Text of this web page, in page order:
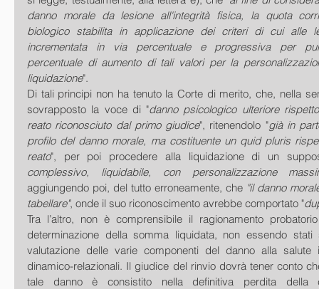
danno morale da lesione all'integrità fisica, la quota
biologico stabilita in applicazione dei criteri di cui
incrementata in via percentuale e progressiva per
percentuale di aumento di tali valori per la
liquidazione".
Di tali principi non ha tenuto la Corte di merito, che, nella
sovrapposto la voce di "danno psicologico ulteriore
reato riconosciuto dal primo giudice", ritenendolo "già in
profilo del danno morale, ma costituente un quid pluris
reato", per poi procedere alla liquidazione di un
complessivo, liquidabile, con personalizzazione
aggiungendo poi, del tutto erroneamente, che "il danno
tabellare", onde il suo riconoscimento avrebbe comportato "
Tra l’altro, non è comprensibile il ragionamento
determinazione della somma liquidata, non essendo
valutazione delle varie componenti del danno alla
dinamico-relazionali. Il giudice del rinvio dovrà tener conto
tale danno è consistito nella definitiva perdita della